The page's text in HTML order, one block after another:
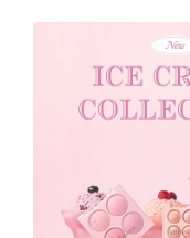
$78.00.$64.00.